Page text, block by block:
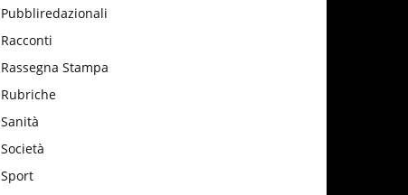
Pubbliredazionali
Racconti
Rassegna Stampa
Rubriche
Sanità
Società
Sport